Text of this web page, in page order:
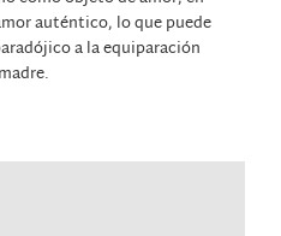
auténtico, lo que puede
a la equiparación